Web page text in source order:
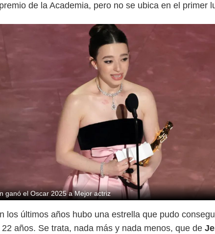
de la Academia, pero no se ubica en el primer
ganó el Oscar 2025 a Mejor actriz
los últimos años hubo una estrella que pudo
años. Se trata, nada más y nada menos, que de
Google